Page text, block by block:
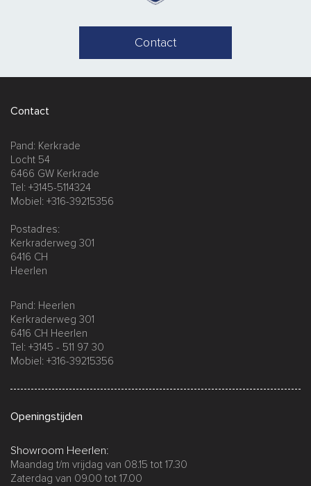
Contact
Contact
Pand: Kerkrade
Locht 54
6466 GW Kerkrade
Tel: +3145-5114324
Mobiel: +316-39215356
Postadres:
Kerkraderweg 301
6416 CH
Heerlen
Pand: Heerlen
Kerkraderweg 301
6416 CH Heerlen
Tel: +3145 - 511 97 30
Mobiel: +316-39215356
Openingstijden
Showroom Heerlen:
Maandag t/m vrijdag van 08.15 tot 17.30
Zaterdag van 09.00 tot 17.00